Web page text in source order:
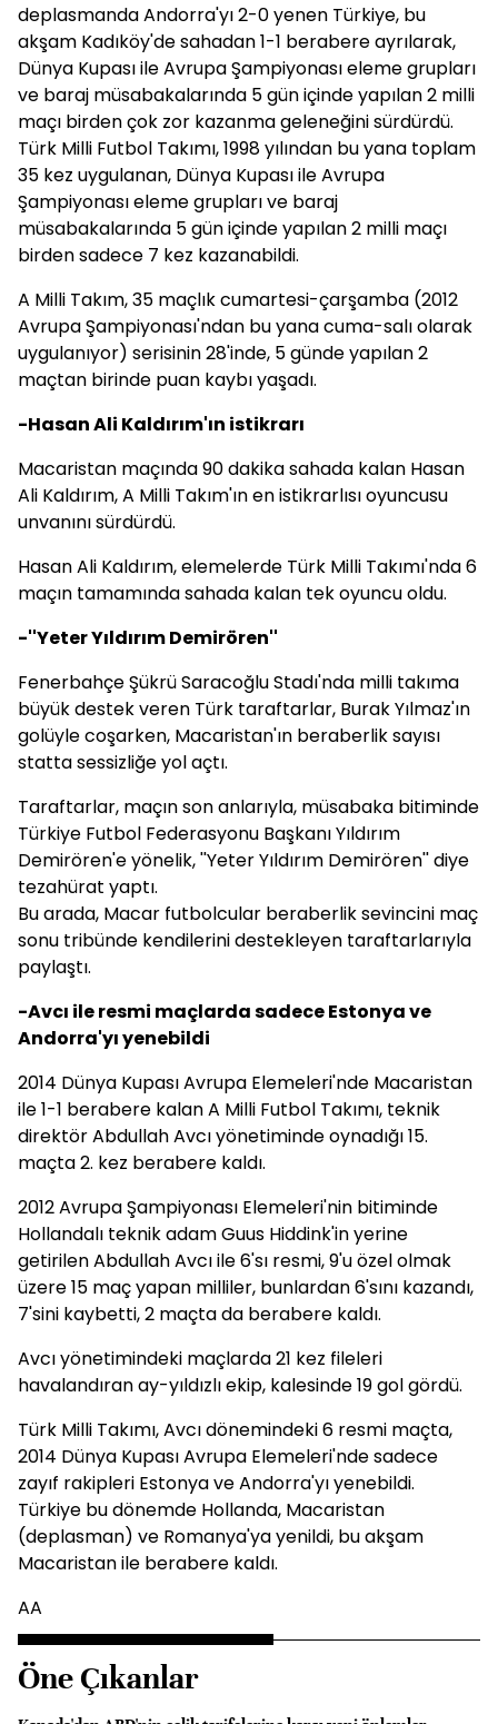
deplasmanda Andorra'yı 2-0 yenen Türkiye, bu
akşam Kadıköy'de sahadan 1-1 berabere ayrılarak,
Dünya Kupası ile Avrupa Şampiyonası eleme grupları
ve baraj müsabakalarında 5 gün içinde yapılan 2 milli
maçı birden çok zor kazanma geleneğini sürdürdü.
Türk Milli Futbol Takımı, 1998 yılından bu yana toplam
35 kez uygulanan, Dünya Kupası ile Avrupa
Şampiyonası eleme grupları ve baraj
müsabakalarında 5 gün içinde yapılan 2 milli maçı
birden sadece 7 kez kazanabildi.
A Milli Takım, 35 maçlık cumartesi-çarşamba (2012
Avrupa Şampiyonası'ndan bu yana cuma-salı olarak
uygulanıyor) serisinin 28'inde, 5 günde yapılan 2
maçtan birinde puan kaybı yaşadı.
-Hasan Ali Kaldırım'ın istikrarı
Macaristan maçında 90 dakika sahada kalan Hasan
Ali Kaldırım, A Milli Takım'ın en istikrarlısı oyuncusu
unvanını sürdürdü.
Hasan Ali Kaldırım, elemelerde Türk Milli Takımı'nda 6
maçın tamamında sahada kalan tek oyuncu oldu.
-''Yeter Yıldırım Demirören''
Fenerbahçe Şükrü Saracoğlu Stadı'nda milli takıma
büyük destek veren Türk taraftarlar, Burak Yılmaz'ın
golüyle coşarken, Macaristan'ın beraberlik sayısı
statta sessizliğe yol açtı.
Taraftarlar, maçın son anlarıyla, müsabaka bitiminde
Türkiye Futbol Federasyonu Başkanı Yıldırım
Demirören'e yönelik, ''Yeter Yıldırım Demirören'' diye
tezahürat yaptı.
Bu arada, Macar futbolcular beraberlik sevincini maç
sonu tribünde kendilerini destekleyen taraftarlarıyla
paylaştı.
-Avcı ile resmi maçlarda sadece Estonya ve
Andorra'yı yenebildi
2014 Dünya Kupası Avrupa Elemeleri'nde Macaristan
ile 1-1 berabere kalan A Milli Futbol Takımı, teknik
direktör Abdullah Avcı yönetiminde oynadığı 15.
maçta 2. kez berabere kaldı.
2012 Avrupa Şampiyonası Elemeleri'nin bitiminde
Hollandalı teknik adam Guus Hiddink'in yerine
getirilen Abdullah Avcı ile 6'sı resmi, 9'u özel olmak
üzere 15 maç yapan milliler, bunlardan 6'sını kazandı,
7'sini kaybetti, 2 maçta da berabere kaldı.
Avcı yönetimindeki maçlarda 21 kez fileleri
havalandıran ay-yıldızlı ekip, kalesinde 19 gol gördü.
Türk Milli Takımı, Avcı dönemindeki 6 resmi maçta,
2014 Dünya Kupası Avrupa Elemeleri'nde sadece
zayıf rakipleri Estonya ve Andorra'yı yenebildi.
Türkiye bu dönemde Hollanda, Macaristan
(deplasman) ve Romanya'ya yenildi, bu akşam
Macaristan ile berabere kaldı.
AA
Öne Çıkanlar